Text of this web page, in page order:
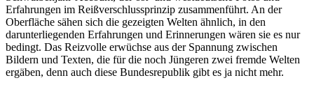
Erfahrungen im Reißverschlussprinzip zusammenführt. An der
Oberfläche sähen sich die gezeigten Welten ähnlich, in den
darunterliegenden Erfahrungen und Erinnerungen wären sie es nur
bedingt. Das Reizvolle erwüchse aus der Spannung zwischen
Bildern und Texten, die für die noch Jüngeren zwei fremde Welten
ergäben, denn auch diese Bundesrepublik gibt es ja nicht mehr.